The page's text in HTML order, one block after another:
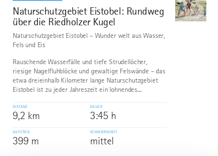
2
Naturschutzgebiet Eistobel: Rundweg
über die Riedholzer Kugel
©
Naturschutzgebiet Eistobel – Wunder welt aus Wasser,
Fels und Eis
Rauschende Wasserfälle und tiefe Strudellöcher,
riesige Nagelfluhblöcke und gewaltige Felswände – das
etwa dreieinhalb Kilometer lange Naturschutzgebiet
Eistobel ist zu jeder Jahreszeit ein lohnendes...
DISTANZ
9,2 km
DAUER
3:45 h
AUFSTIEG
399 m
SCHWIERIGKEIT
mittel